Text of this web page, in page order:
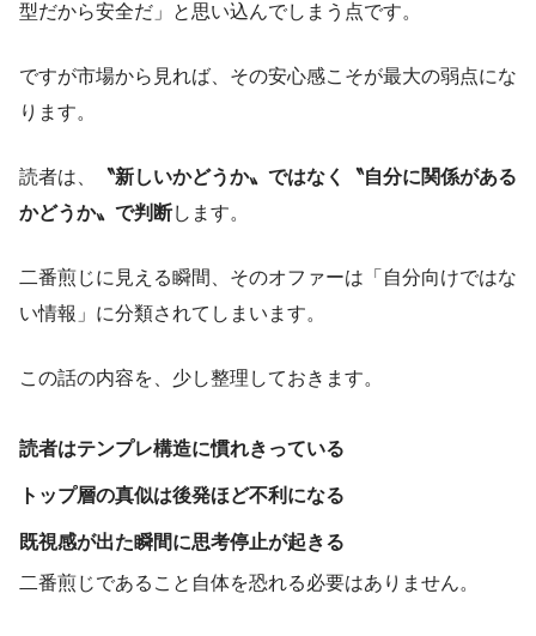
型だから安全だ」と思い込んでしまう点です。
ですが市場から見れば、その安心感こそが最大の弱点にな
ります。
読者は、
〝新しいかどうか〟ではなく〝自分に関係がある
かどうか〟で判断します。
二番煎じに見える瞬間、そのオファーは「自分向けではな
い情報」に分類されてしまいます。
この話の内容を、少し整理しておきます。
読者はテンプレ構造に慣れきっている
トップ層の真似は後発ほど不利になる
既視感が出た瞬間に思考停止が起きる
二番煎じであること自体を恐れる必要はありません。